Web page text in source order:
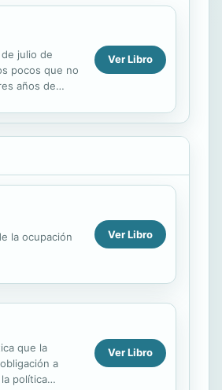
julio de
pocos que no
años de
Ver Libro
la ocupación Ver Libro
que la
a
política
Ver Libro